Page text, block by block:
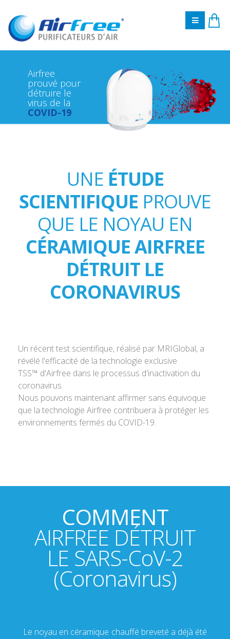
Airfree
prouvé pour
détruire le
virus de la
COVID-19
UNE ÉTUDE
SCIENTIFIQUE PROUVE
QUE LE NOYAU EN
CÉRAMIQUE AIRFREE
DÉTRUIT LE
CORONAVIRUS
Un récent test scientifique, réalisé par MRIGlobal, a
révélé l'efficacité de la technologie exclusive
TSS™ d'Airfree dans le processus d'inactivation du
coronavirus.
Nous pouvons maintenant affirmer sans équivoque
que la technologie Airfree contribuera à protéger les
environnements fermés du COVID-19.
COMMENT
AIRFREE DÉTRUIT
LE SARS-CoV-2
(Coronavirus)
Le noyau en céramique chauffé breveté a déjà été